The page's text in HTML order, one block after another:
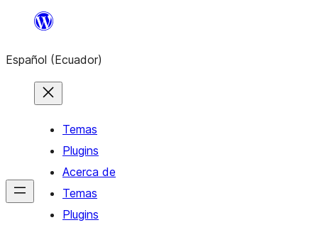
Saltar
contenido
Español (Ecuador)
Temas
Plugins
Acerca de
Temas
Plugins